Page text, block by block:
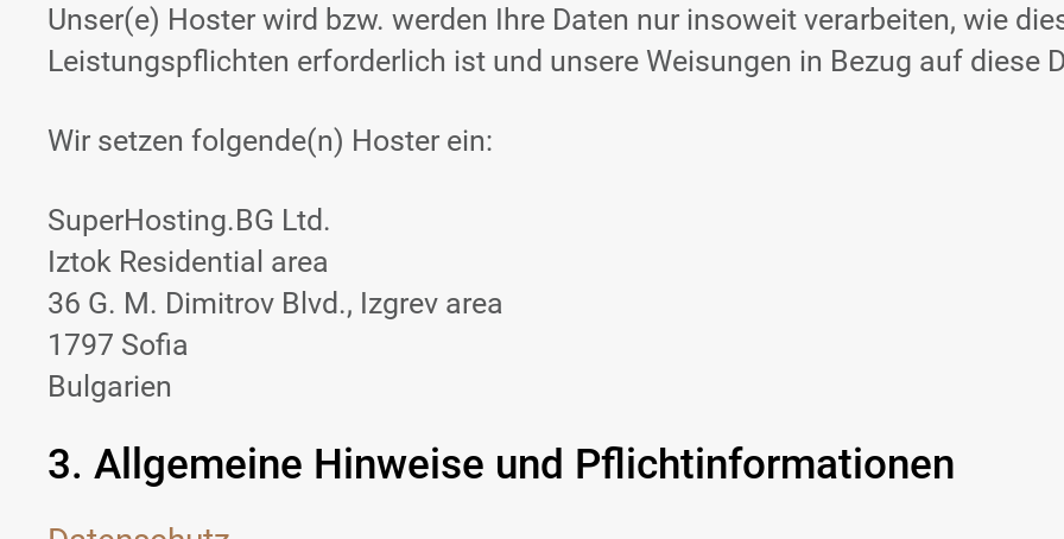
Unser(e) Hoster wird bzw. werden Ihre Daten nur insoweit verarbeiten, wie
Leistungspflichten erforderlich ist und unsere Weisungen in Bezug auf diese
Wir setzen folgende(n) Hoster ein:
SuperHosting.BG Ltd.
Iztok Residential area
36 G. M. Dimitrov Blvd., Izgrev area
1797 Sofia
Bulgarien
3. Allgemeine Hinweise und Pflicht­informationen